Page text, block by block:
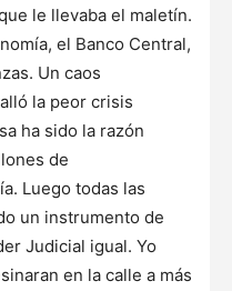
le llevaba el maletín.
el Banco Central,
Un caos
la peor crisis
ha sido la razón
de
Luego todas las
un instrumento de
Judicial igual. Yo
en la calle a más